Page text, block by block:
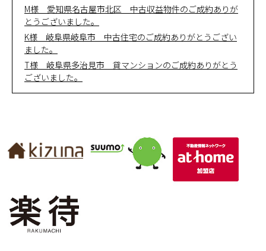
M様 愛知県名古屋市北区 中古収益物件のご成約ありが
とうございました。
K様 岐阜県岐阜市 中古住宅のご成約ありがとうござい
ました。
T様 岐阜県多治見市 貸マンションのご成約ありがとう
ございました。